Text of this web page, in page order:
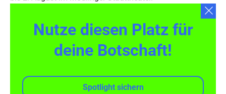
Nutze diesen Platz für
deine Botschaft!
Spotlight sichern